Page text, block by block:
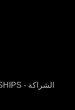
الشراكة - FOR PARTNERSHIPS